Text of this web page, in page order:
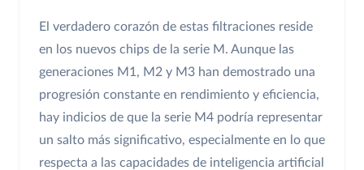
El verdadero corazón de estas filtraciones reside
en los nuevos chips de la serie M. Aunque las
generaciones M1, M2 y M3 han demostrado una
progresión constante en rendimiento y eficiencia,
hay indicios de que la serie M4 podría representar
un salto más significativo, especialmente en lo que
respecta a las capacidades de inteligencia artificial